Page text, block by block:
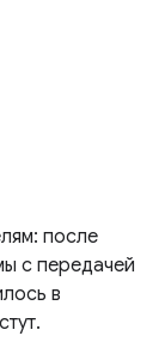
после
с передачей
в